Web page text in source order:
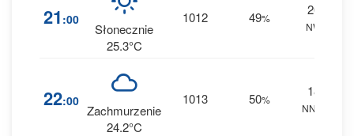
21 :00
Słonecznie
25.3°C
1012 49%
20
NW
22:00
Zachmurzenie
24.2°C
1013 50%
18
NNW